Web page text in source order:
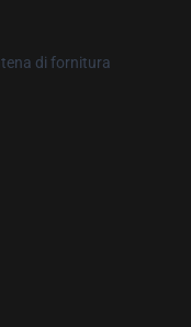
di fornitura